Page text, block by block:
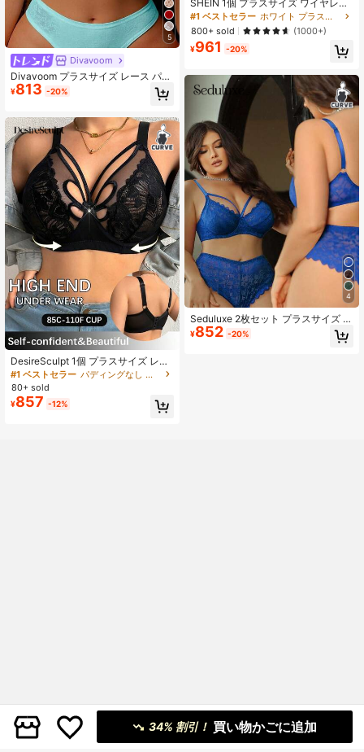
5
Divavoom
Divavoom プラスサイズ レース パッ
チワーク ブラジャー アンダーワイヤ
ー付き リボンデコレーション 1枚 リ
¥813 -20%
DesireSculpt 1個 プラスサイズ レー
ス コントラスト メッシュ アンダー
ワイヤー ブラ
#1 ベストセラー
パディングなし プラスサイズのブラジャーとブラレット
80+ sold
¥857 -12%
SHEIN 1個 プラスサイズ ワイヤレス
シームレスブラ、無地カーブヘム、
リフト効果、レディース
#1 ベストセラー
ホワイト プラスサイズのブラジャーとブラレット
800+ sold
(1000+)
¥961 -20%
4
Seduluxe 2枚セット プラスサイズ レ
ディース レース ブラジャー アンダ
ーワイヤー付き
¥852 -20%
34% 割引！ 買い物かごに追加